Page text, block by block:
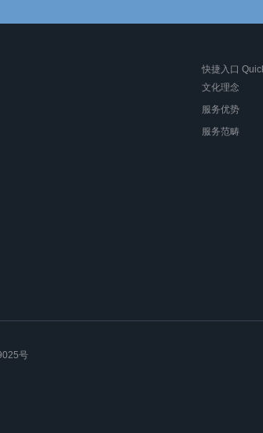
快捷入口
文化理念
服务优势
服务范畴
号